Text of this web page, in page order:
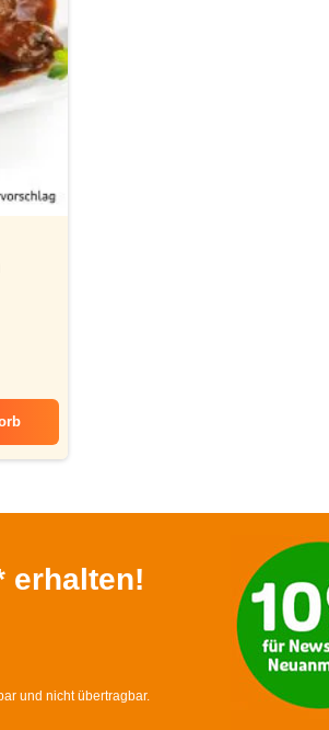
von 4.6 von 5 Sternen
erhalten!
und nicht übertragbar.